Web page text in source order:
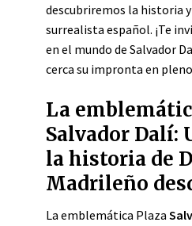
descubriremos la historia
surrealista español. ¡Te
en el mundo de Salvador
cerca su impronta en
La
Salvador Dalí:
la historia de
Madrileño
La emblemática Plaza